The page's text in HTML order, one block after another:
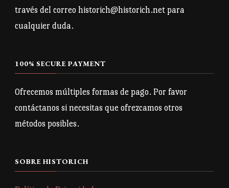
través del correo historich@historich.net para
cualquier duda.
100% SECURE PAYMENT
Ofrecemos múltiples formas de pago. Por favor
contáctanos si necesitas que ofrezcamos otros
métodos posibles.
SOBRE HISTORICH